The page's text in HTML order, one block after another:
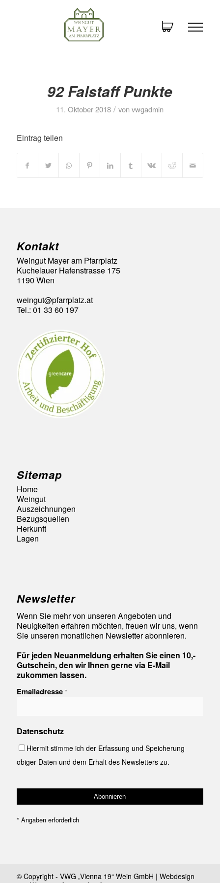
92 Falstaff Punkte
11. Oktober 2018 / vonvwgadmin
Eintrag teilen
Kontakt
Weingut Mayer am Pfarrplatz
Kuchelauer Hafenstrasse 175
1190 Wien
weingut@pfarrplatz.at
Tel.: 01 33 60 197
Sitemap
Home
Weingut
Auszeichnungen
Bezugsquellen
Herkunft
Lagen
Newsletter
Wenn Sie mehr von unseren Angeboten und
Neuigkeiten erfahren möchten, freuen wir uns, wenn
Sie unseren monatlichen Newsletter abonnieren.
Für jeden Neuanmeldung erhalten Sie einen 10,-
Gutschein, den wir Ihnen gerne via E-Mail
zukommen lassen.
Emailadresse *
Datenschutz
Hiermit stimme ich der Erfassung und Speicherung
obiger Daten und dem Erhalt des Newsletters zu.
*Angaben erforderlich
© Copyright - VWG „Vienna 19“ Wein GmbH | Webdesign